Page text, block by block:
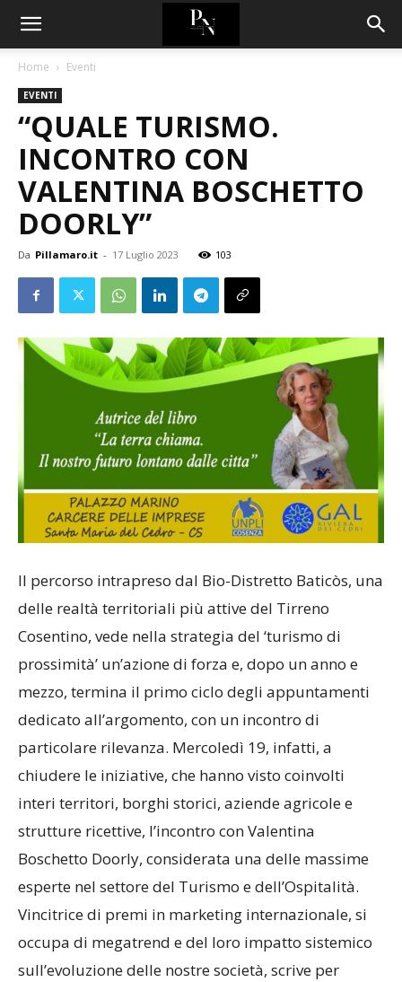
Home Eventi
EVENTI
“QUALE TURISMO.
INCONTRO CON
VALENTINA BOSCHETTO
DOORLY”
Da Pillamaro.it - 17 Luglio 2023 103
Il percorso intrapreso dal Bio-Distretto Baticòs, una
delle realtà territoriali più attive del Tirreno
Cosentino, vede nella strategia del ‘turismo di
prossimità’ un’azione di forza e, dopo un anno e
mezzo, termina il primo ciclo degli appuntamenti
dedicato all’argomento, con un incontro di
particolare rilevanza. Mercoledì 19, infatti, a
chiudere le iniziative, che hanno visto coinvolti
interi territori, borghi storici, aziende agricole e
strutture ricettive, l’incontro con Valentina
Boschetto Doorly, considerata una delle massime
esperte nel settore del Turismo e dell’Ospitalità.
Vincitrice di premi in marketing internazionale, si
occupa di megatrend e del loro impatto sistemico
sull’evoluzione delle nostre società, scrive per